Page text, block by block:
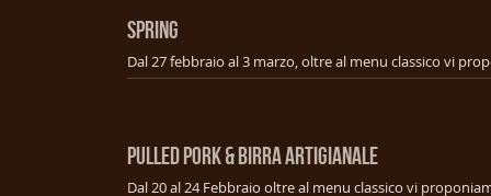
SPRING
PULLED PORK & BIRRA ARTIGIANALE